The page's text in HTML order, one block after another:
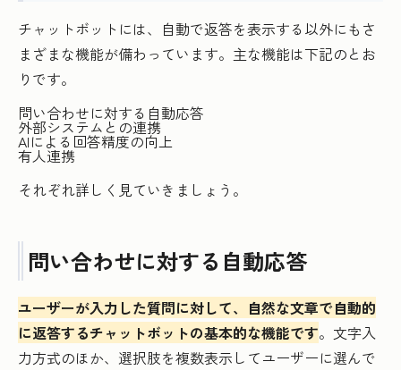
チャットボットには、自動で返答を表示する以外にもさ
まざまな機能が備わっています。主な機能は下記のとお
りです。
問い合わせに対する自動応答
外部システムとの連携
AIによる回答精度の向上
有人連携
それぞれ詳しく見ていきましょう。
問い合わせに対する自動応答
ユーザーが入力した質問に対して、自然な文章で自動的
に返答するチャットボットの基本的な機能です。文字入
力方式のほか、選択肢を複数表示してユーザーに選んで